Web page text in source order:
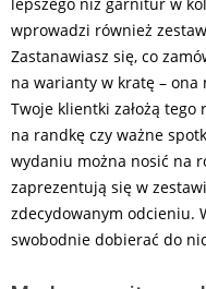
wprowadzi również
Zastanawiasz się, co
na warianty w kratę –
Twoje klientki założą
na randkę czy ważne
wydaniu można nosić na
zaprezentują się w
zdecydowanym odcieniu.
swobodnie dobierać do